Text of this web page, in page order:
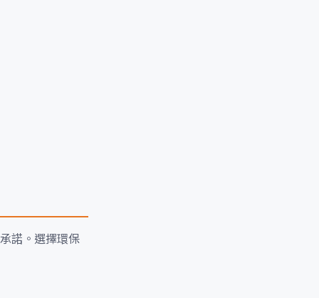
諾。選擇環保